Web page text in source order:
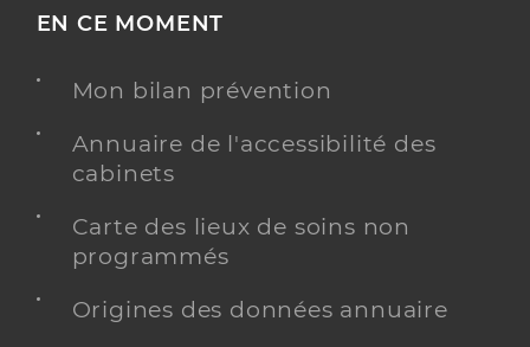
EN CE MOMENT
Mon bilan prévention
Annuaire de l'accessibilité des
cabinets
Carte des lieux de soins non
programmés
Origines des données annuaire